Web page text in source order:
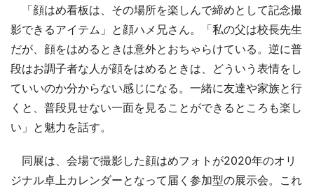
「顔はめ看板は、その場所を楽しんで締めとして記念撮
影できるアイテム」と顔ハメ兄さん。「私の父は校長先生
だが、顔をはめるときは意外とおちゃらけている。逆に普
段はお調子者な人が顔をはめるときは、どういう表情をし
ていいのか分からない感じになる。一緒に友達や家族と行
くと、普段見せない一面を見ることができるところも楽し
い」と魅力を話す。
同展は、会場で撮影した顔はめフォトが2020年のオリ
ジナル卓上カレンダーとなって届く参加型の展示会。これ